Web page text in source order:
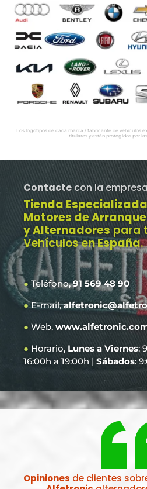
Los logotipos de cada marca / fabricante de vehículos
titulares y están protegidos por
Contacte con la empresa
Tienda
Motores de Arranque
y Alternadores para
Vehículos en España.
●Teléfono,91 569 48 90
●E-mail,
● Web,
● Horario, Lunes a Viernes:
16:00h a 19:00h | Sábados:
Opiniones de clientes